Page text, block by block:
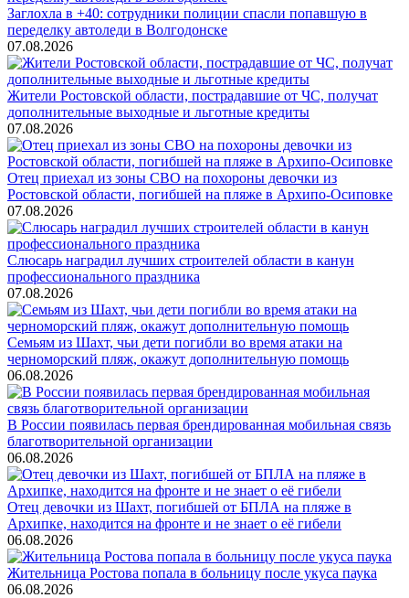
Заглохла в +40: сотрудники полиции спасли попавшую в
переделку автоледи в Волгодонске
07.08.2026
Жители Ростовской области, пострадавшие от ЧС, получат
дополнительные выходные и льготные кредиты
07.08.2026
Отец приехал из зоны СВО на похороны девочки из
Ростовской области, погибшей на пляже в Архипо-Осиповке
07.08.2026
Слюсарь наградил лучших строителей области в канун
профессионального праздника
07.08.2026
Семьям из Шахт, чьи дети погибли во время атаки на
черноморский пляж, окажут дополнительную помощь
06.08.2026
В России появилась первая брендированная мобильная связь
благотворительной организации
06.08.2026
Отец девочки из Шахт, погибшей от БПЛА на пляже в
Архипке, находится на фронте и не знает о её гибели
06.08.2026
Жительница Ростова попала в больницу после укуса паука
06.08.2026